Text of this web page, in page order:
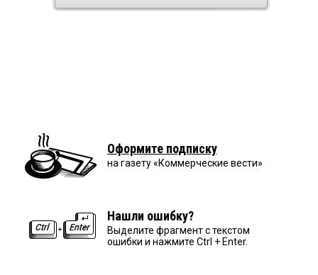
Оформите подписку
на газету «Коммерческие вести»
Нашли ошибку?
Выделите фрагмент с текстом
ошибки и нажмите Ctrl + Enter.